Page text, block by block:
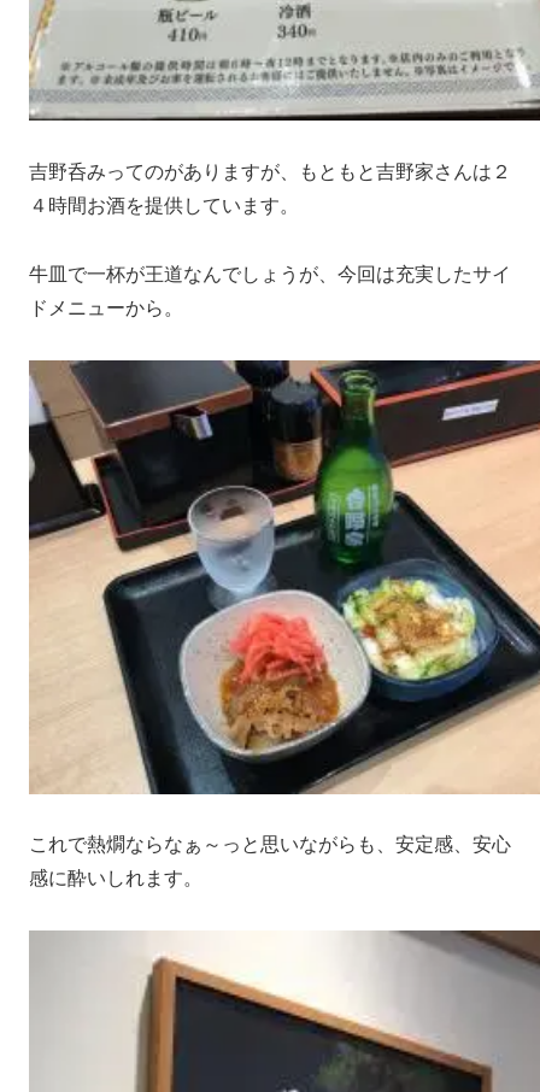
吉野呑みってのがありますが、もともと吉野家さんは２
４時間お酒を提供しています。
牛皿で一杯が王道なんでしょうが、今回は充実したサイ
ドメニューから。
これで熱燗ならなぁ～っと思いながらも、安定感、安心
感に酔いしれます。